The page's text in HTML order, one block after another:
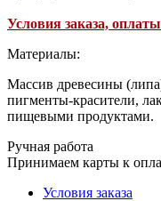
Условия заказа,
Материалы:
Массив древесины
пигменты-красители,
пищевыми продуктами.
Ручная работа
Принимаем карты к
Условия заказа